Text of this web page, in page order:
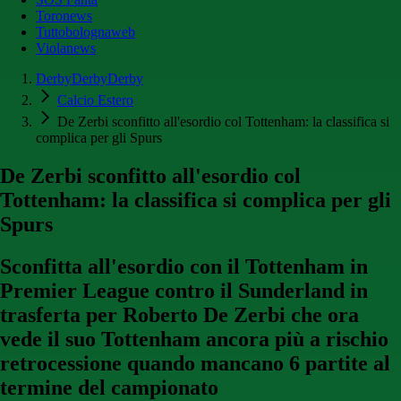
Toronews
Tuttobolognaweb
Violanews
DerbyDerbyDerby
Calcio Estero
De Zerbi sconfitto all'esordio col Tottenham: la classifica si
complica per gli Spurs
De Zerbi sconfitto all'esordio col
Tottenham: la classifica si complica per gli
Spurs
Sconfitta all'esordio con il Tottenham in
Premier League contro il Sunderland in
trasferta per Roberto De Zerbi che ora
vede il suo Tottenham ancora più a rischio
retrocessione quando mancano 6 partite al
termine del campionato